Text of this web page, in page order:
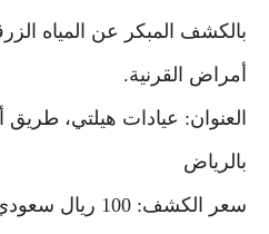
بالكشف المبكر عن المياه
أمراض القرنية.
العنوان: عيادات هيلتي،
بالرياض
سعر الكشف: 100 ريال سعودي